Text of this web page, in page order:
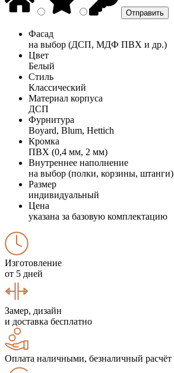
Фасад
на выбор (ДСП, МДФ ПВХ и др.)
Цвет
Белый
Стиль
Классический
Материал корпуса
ДСП
Фурнитура
Boyard, Blum, Hettich
Кромка
ПВХ (0,4 мм, 2 мм)
Внутреннее наполнение
на выбор (полки, корзины, штанги)
Размер
индивидуальный
Цена
указана за базовую комплектацию
Изготовление
от 5 дней
Замер, дизайн
и доставка бесплатно
Оплата наличными, безналичный расчёт